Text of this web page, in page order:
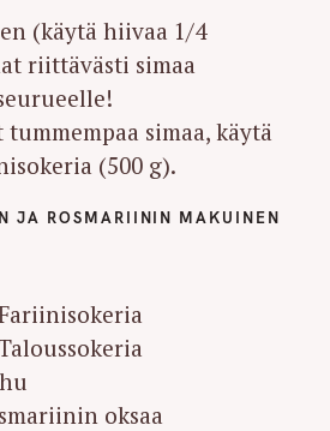
(käytä hiivaa 1/4
riittävästi simaa
simaa, käytä
(500 g).
JA ROSMARIININ MAKUINEN
oksaa